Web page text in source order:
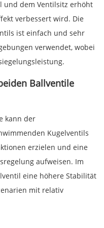
und dem Ventilsitz erhöht
verbessert wird. Die
ist einfach und sehr
verwendet, wobei
Ballventile
kann der
Kugelventils
erzielen und eine
aufweisen. Im
eine höhere Stabilität
mit relativ